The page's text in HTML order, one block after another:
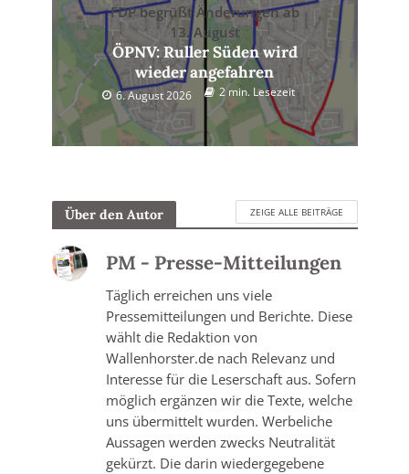
FDP begrüßt Änderungen ab
13. August
ÖPNV: Ruller Süden wird
wieder angefahren
6. August 2026 2 min. Lesezeit
Über den Autor ZEIGE ALLE BEITRÄGE
PM - Presse-Mitteilungen
Täglich erreichen uns viele
Pressemitteilungen und Berichte. Diese
wählt die Redaktion von
Wallenhorster.de nach Relevanz und
Interesse für die Leserschaft aus. Sofern
möglich ergänzen wir die Texte, welche
uns übermittelt wurden. Werbeliche
Aussagen werden zwecks Neutralität
gekürzt. Die darin wiedergegebene